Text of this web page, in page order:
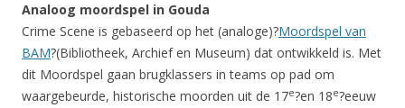
Analoog moordspel in Gouda
Crime Scene is gebaseerd op het (analoge)?Moordspel van
BAM?(Bibliotheek, Archief en Museum) dat ontwikkeld is. Met
dit Moordspel gaan brugklassers in teams op pad om
waargebeurde, historische moorden uit de 17e?en 18e?eeuw